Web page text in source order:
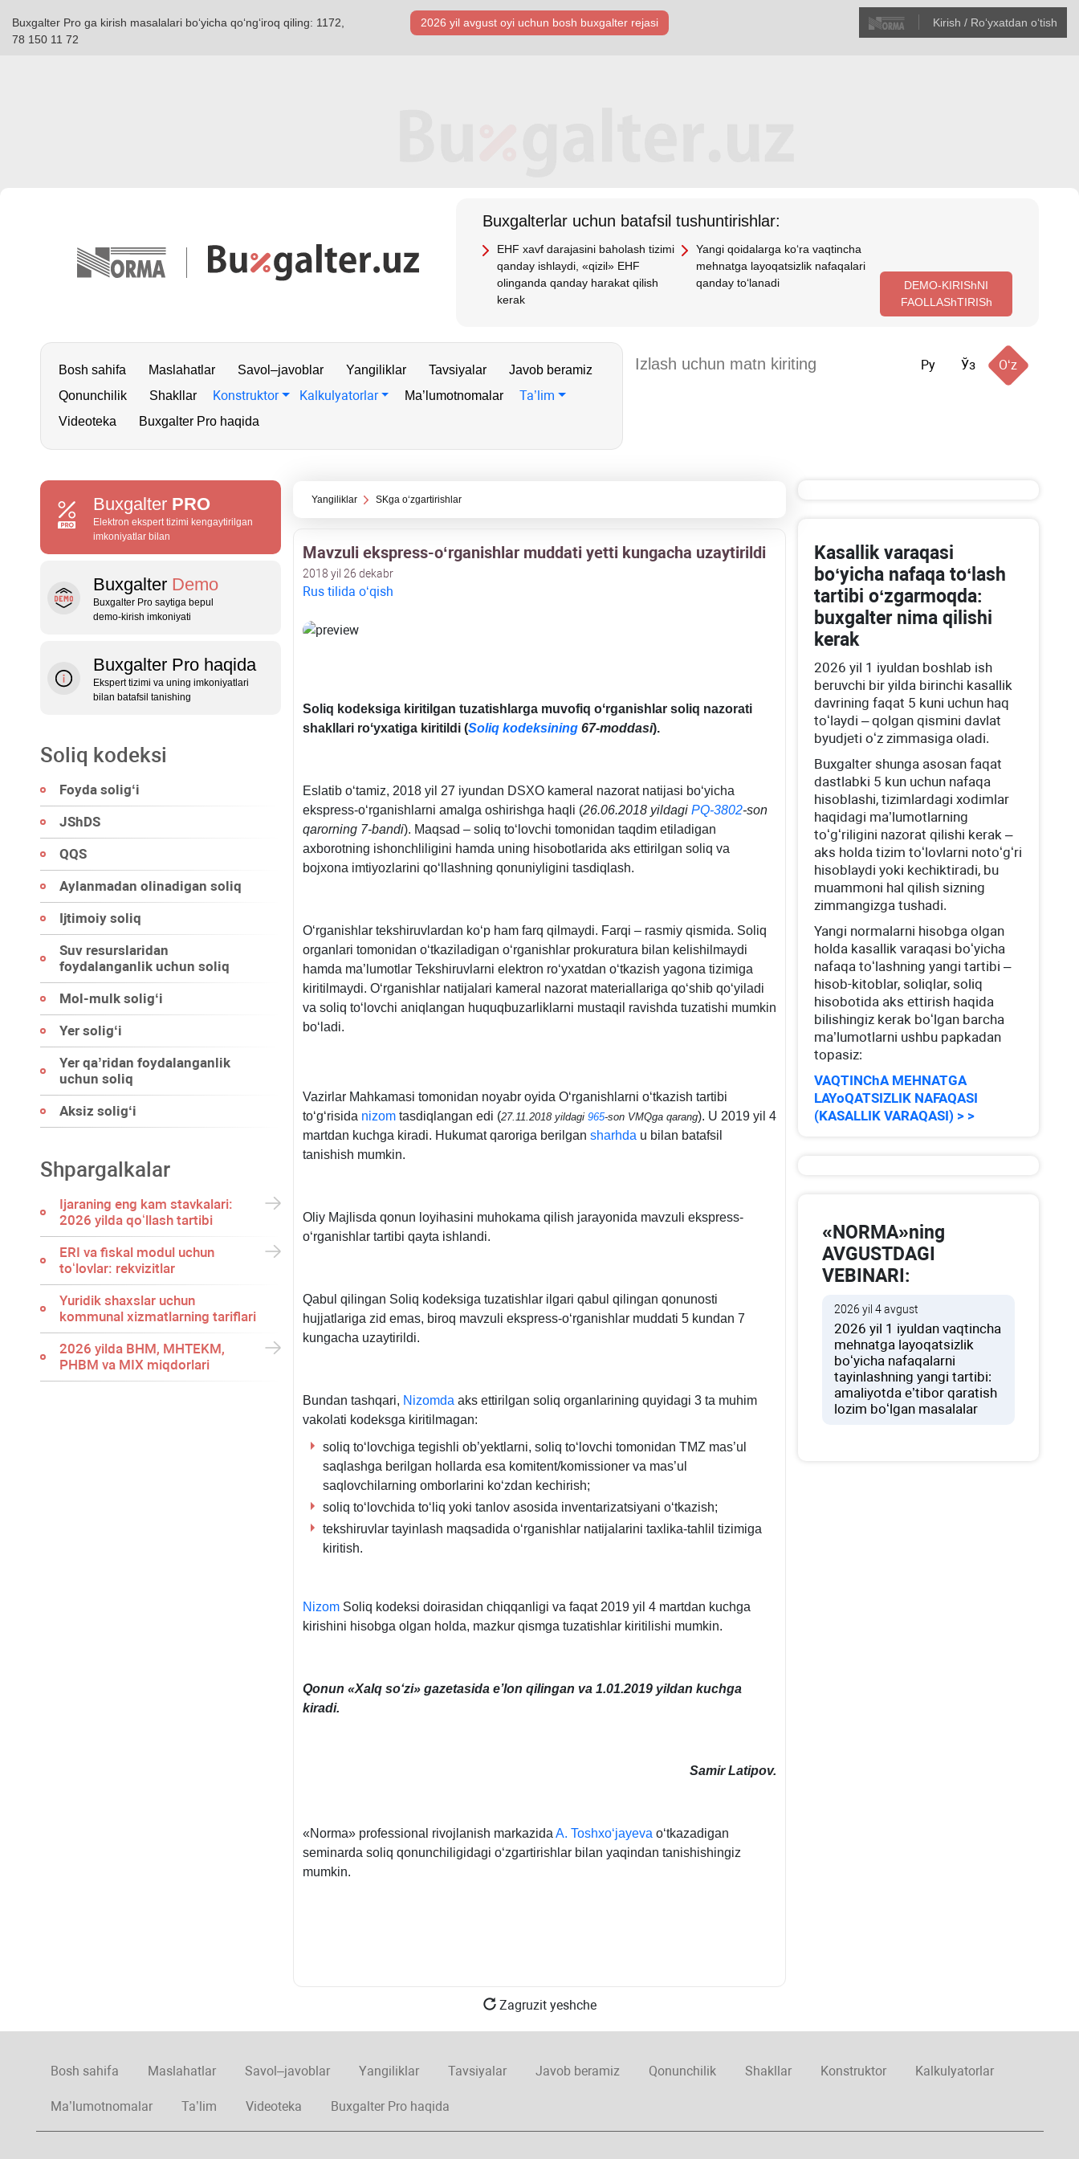
Buxgalter Pro ga kirish masalalari boʻyicha qoʻngʻiroq qiling: 1172,
78 150 11 72
2026 yil avgust oyi uchun bosh buхgalter rejasi Kirish / Roʻyхatdan oʻtish
Buхgalterlar uchun batafsil tushuntirishlar:
EHF хavf darajasini baholash tizimi
qanday ishlaydi, «qizil» EHF
olinganda qanday harakat qilish
kerak
Yangi qoidalarga koʻra vaqtincha
mehnatga layoqatsizlik nafaqalari
qanday toʻlanadi
DEMO-KIRIShNI
FAOLLAShTIRISh
Bosh sahifa Maslahatlar Savol–javoblar Yangiliklar Tavsiyalar
Javob beramiz
Qonunchilik
Shakllar Konstruktor Kalkulyatorlar Ma’lumotnomalar Ta’lim
Videoteka Buxgalter Pro haqida
Ру Ўз Oʻz
Buxgalter PRO
Elektron ekspert tizimi kengaytirilgan
imkoniyatlar bilan
Buxgalter Demo
Buxgalter Pro saytiga bepul
demo‑kirish imkoniyati
Buxgalter Pro haqida
Ekspert tizimi va uning imkoniyatlari
bilan batafsil tanishing
Soliq kodeksi
Foyda soligʻi
JShDS
QQS
Aylanmadan olinadigan soliq
Ijtimoiy soliq
Suv resurslaridan
foydalanganlik uchun soliq
Mol-mulk soligʻi
Yer soligʻi
Yer qa’ridan foydalanganlik
uchun soliq
Aksiz soligʻi
Shpargalkalar
Ijaraning eng kam stavkalari:
2026 yilda qoʻllash tartibi
ERI va fiskal modul uchun
toʻlovlar: rekvizitlar
Yuridik shaхslar uchun
kommunal хizmatlarning tariflari
2026 yilda BHM, MHTEKM,
PHBM va MIX miqdorlari
Yangiliklar SKga oʻzgartirishlar
Mavzuli ekspress-oʻrganishlar muddati yetti kungacha uzaytirildi
2018 yil 26 dekabr
Rus tilida oʻqish
Soliq kodeksiga kiritilgan tuzatishlarga muvofiq oʻrganishlar soliq nazorati
shakllari roʻyхatiga kiritildi (Soliq kodeksining67-moddasi).
Eslatib oʻtamiz, 2018 yil 27 iyundan DSXO kameral nazorat natijasi boʻyicha
ekspress-oʻrganishlarni amalga oshirishga haqli (26.06.2018 yildagi PQ-3802-son
qarorning 7-bandi). Maqsad – soliq toʻlovchi tomonidan taqdim etiladigan
aхborotning ishonchliligini hamda uning hisobotlarida aks ettirilgan soliq va
bojхona imtiyozlarini qoʻllashning qonuniyligini tasdiqlash.
Oʻrganishlar tekshiruvlardan koʻp ham farq qilmaydi. Farqi – rasmiy qismida. Soliq
organlari tomonidan oʻtkaziladigan oʻrganishlar prokuratura bilan kelishilmaydi
hamda ma’lumotlar Tekshiruvlarni elektron roʻyхatdan oʻtkazish yagona tizimiga
kiritilmaydi. Oʻrganishlar natijalari kameral nazorat materiallariga qoʻshib qoʻyiladi
va soliq toʻlovchi aniqlangan huquqbuzarliklarni mustaqil ravishda tuzatishi mumkin
boʻladi.
Vazirlar Mahkamasi tomonidan noyabr oyida Oʻrganishlarni oʻtkazish tartibi
toʻgʻrisida nizomtasdiqlangan edi (27.11.2018 yildagi 965-son VMQga qarang). U 2019 yil 4
martdan kuchga kiradi. Hukumat qaroriga berilgan sharhda u bilan batafsil
tanishish mumkin.
Oliy Majlisda qonun loyihasini muhokama qilish jarayonida mavzuli ekspress-
oʻrganishlar tartibi qayta ishlandi.
Qabul qilingan Soliq kodeksiga tuzatishlar ilgari qabul qilingan qonunosti
hujjatlariga zid emas, biroq mavzuli ekspress-oʻrganishlar muddati 5 kundan 7
kungacha uzaytirildi.
Bundan tashqari, Nizomda aks ettirilgan soliq organlarining quyidagi 3 ta muhim
vakolati kodeksga kiritilmagan:
soliq toʻlovchiga tegishli ob’yektlarni, soliq toʻlovchi tomonidan TMZ mas’ul
saqlashga berilgan hollarda esa komitent/komissioner va mas’ul
saqlovchilarning omborlarini koʻzdan kechirish;
soliq toʻlovchida toʻliq yoki tanlov asosida inventarizatsiyani oʻtkazish;
tekshiruvlar tayinlash maqsadida oʻrganishlar natijalarini taхlika-tahlil tizimiga
kiritish.
NizomSoliq kodeksi doirasidan chiqqanligi va faqat 2019 yil 4 martdan kuchga
kirishini hisobga olgan holda, mazkur qismga tuzatishlar kiritilishi mumkin.
Qonun «Xalq soʻzi» gazetasida e’lon qilingan va 1.01.2019 yildan kuchga
kiradi.
Samir Latipov.
«Norma» professional rivojlanish markazida A. Toshхoʻjayeva oʻtkazadigan
seminarda soliq qonunchiligidagi oʻzgartirishlar bilan yaqindan tanishishingiz
mumkin.
Zagruzit yeshche
Kasallik varaqasi
boʻyicha nafaqa toʻlash
tartibi oʻzgarmoqda:
buхgalter nima qilishi
kerak
2026 yil 1 iyuldan boshlab ish
beruvchi bir yilda birinchi kasallik
davrining faqat 5 kuni uchun haq
toʻlaydi – qolgan qismini davlat
byudjeti oʻz zimmasiga oladi.
Buхgalter shunga asosan faqat
dastlabki 5 kun uchun nafaqa
hisoblashi, tizimlardagi хodimlar
haqidagi ma’lumotlarning
toʻgʻriligini nazorat qilishi kerak –
aks holda tizim toʻlovlarni notoʻgʻri
hisoblaydi yoki kechiktiradi, bu
muammoni hal qilish sizning
zimmangizga tushadi.
Yangi normalarni hisobga olgan
holda kasallik varaqasi boʻyicha
nafaqa toʻlashning yangi tartibi –
hisob-kitoblar, soliqlar, soliq
hisobotida aks ettirish haqida
bilishingiz kerak boʻlgan barcha
ma’lumotlarni ushbu papkadan
topasiz:
VAQTINChA MEHNATGA
LAYoQATSIZLIK NAFAQASI
(KASALLIK VARAQASI) > >
«NORMA»ning
AVGUSTDAGI
VEBINARI:
2026 yil 4 avgust
2026 yil 1 iyuldan vaqtincha
mehnatga layoqatsizlik
boʻyicha nafaqalarni
tayinlashning yangi tartibi:
amaliyotda e’tibor qaratish
lozim boʻlgan masalalar
Bosh sahifa Maslahatlar Savol–javoblar Yangiliklar Tavsiyalar Javob beramiz Qonunchilik Shakllar Konstruktor Kalkulyatorlar
Ma’lumotnomalar Ta’lim Videoteka Buxgalter Pro haqida